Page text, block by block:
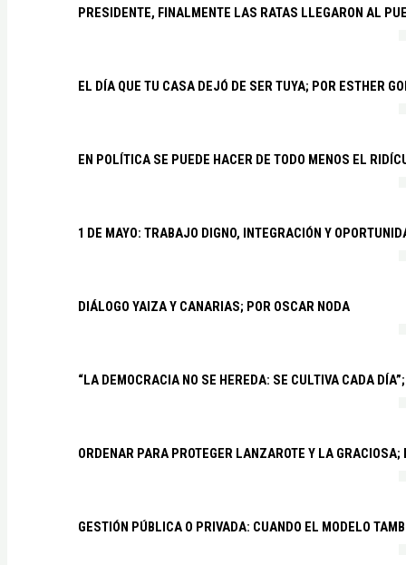
PRESIDENTE, FINALMENTE LAS RATAS LLEGARON AL
EL DÍA QUE TU CASA DEJÓ DE SER TUYA; POR ESTHER
EN POLÍTICA SE PUEDE HACER DE TODO MENOS EL
1 DE MAYO: TRABAJO DIGNO, INTEGRACIÓN Y
DIÁLOGO YAIZA Y CANARIAS; POR OSCAR NODA
“LA DEMOCRACIA NO SE HEREDA: SE CULTIVA CADA
ORDENAR PARA PROTEGER LANZAROTE Y LA
GESTIÓN PÚBLICA O PRIVADA: CUANDO EL MODELO